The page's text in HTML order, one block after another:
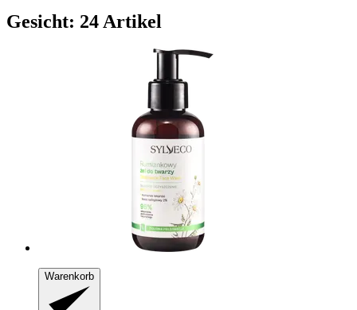
Gesicht: 24 Artikel
Warenkorb